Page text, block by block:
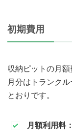
初期費用
収納ピットの月
月分はトランク
とおりです。
月額利用料：